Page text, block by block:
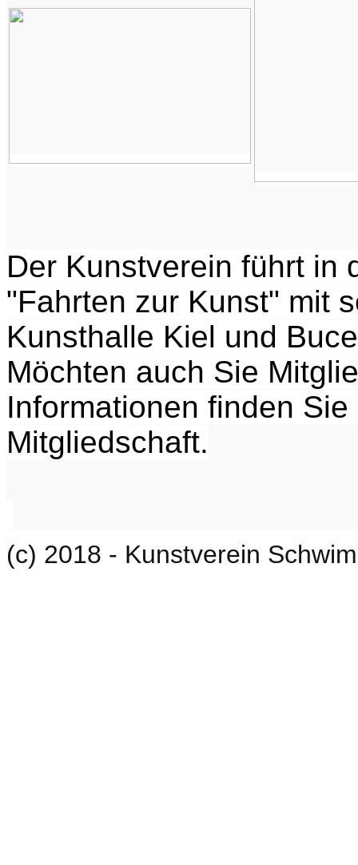
Der Kunstverein führt in
"Fahrten zur Kunst" mit
Kunsthalle Kiel und
Möchten auch Sie
Informationen finden
Mitgliedschaft.
(c) 2018 - Kunstverein